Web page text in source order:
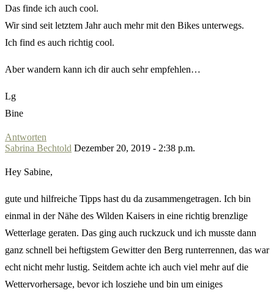
Das finde ich auch cool.
Wir sind seit letztem Jahr auch mehr mit den Bikes unterwegs.
Ich find es auch richtig cool.
Aber wandern kann ich dir auch sehr empfehlen…
Lg
Bine
Antworten
Sabrina Bechtold Dezember 20, 2019 - 2:38 p.m.
Hey Sabine,
gute und hilfreiche Tipps hast du da zusammengetragen. Ich bin
einmal in der Nähe des Wilden Kaisers in eine richtig brenzlige
Wetterlage geraten. Das ging auch ruckzuck und ich musste dann
ganz schnell bei heftigstem Gewitter den Berg runterrennen, das war
echt nicht mehr lustig. Seitdem achte ich auch viel mehr auf die
Wettervorhersage, bevor ich losziehe und bin um einiges